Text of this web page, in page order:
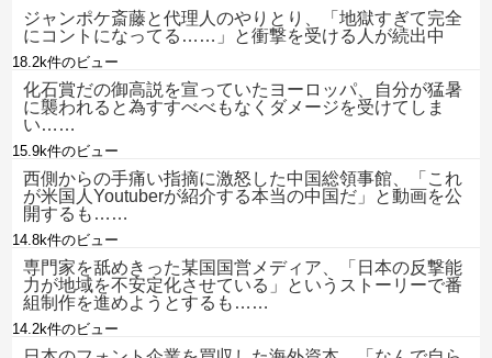
ジャンポケ斎藤と代理人のやりとり、「地獄すぎて完全
にコントになってる……」と衝撃を受ける人が続出中
18.2k件のビュー
化石賞だの御高説を宣っていたヨーロッパ、自分が猛暑
に襲われると為すすべべもなくダメージを受けてしま
い……
15.9k件のビュー
西側からの手痛い指摘に激怒した中国総領事館、「これ
が米国人Youtuberが紹介する本当の中国だ」と動画を公
開するも……
14.8k件のビュー
専門家を舐めきった某国国営メディア、「日本の反撃能
力が地域を不安定化させている」というストーリーで番
組制作を進めようとするも……
14.2k件のビュー